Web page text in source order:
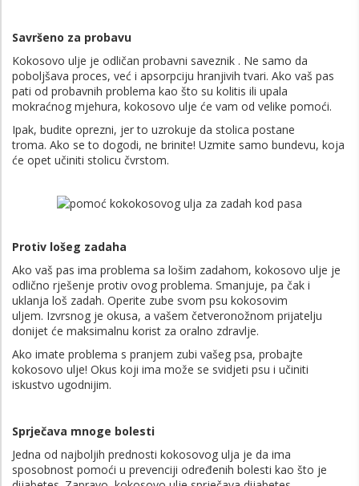
Savršeno za probavu
Kokosovo ulje je odličan probavni saveznik . Ne samo da
poboljšava proces, već i apsorpciju hranjivih tvari. Ako vaš pas
pati od probavnih problema kao što su kolitis ili upala
mokraćnog mjehura, kokosovo ulje će vam od velike pomoći.
Ipak, budite oprezni, jer to uzrokuje da stolica postane
troma. Ako se to dogodi, ne brinite! Uzmite samo bundevu, koja
će opet učiniti stolicu čvrstom.
Protiv lošeg zadaha
Ako vaš pas ima problema sa lošim zadahom, kokosovo ulje je
odlično rješenje protiv ovog problema. Smanjuje, pa čak i
uklanja loš zadah. Operite zube svom psu kokosovim
uljem. Izvrsnog je okusa, a vašem četveronožnom prijatelju
donijet će maksimalnu korist za oralno zdravlje.
Ako imate problema s pranjem zubi vašeg psa, probajte
kokosovo ulje! Okus koji ima može se svidjeti psu i učiniti
iskustvo ugodnijim.
Sprječava mnoge bolesti
Jedna od najboljih prednosti kokosovog ulja je da ima
sposobnost pomoći u prevenciji određenih bolesti kao što je